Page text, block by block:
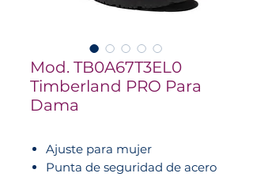
Mod. TB0A67T3EL0
Timberland PRO Para
Dama
Ajuste para mujer
Punta de seguridad de acero